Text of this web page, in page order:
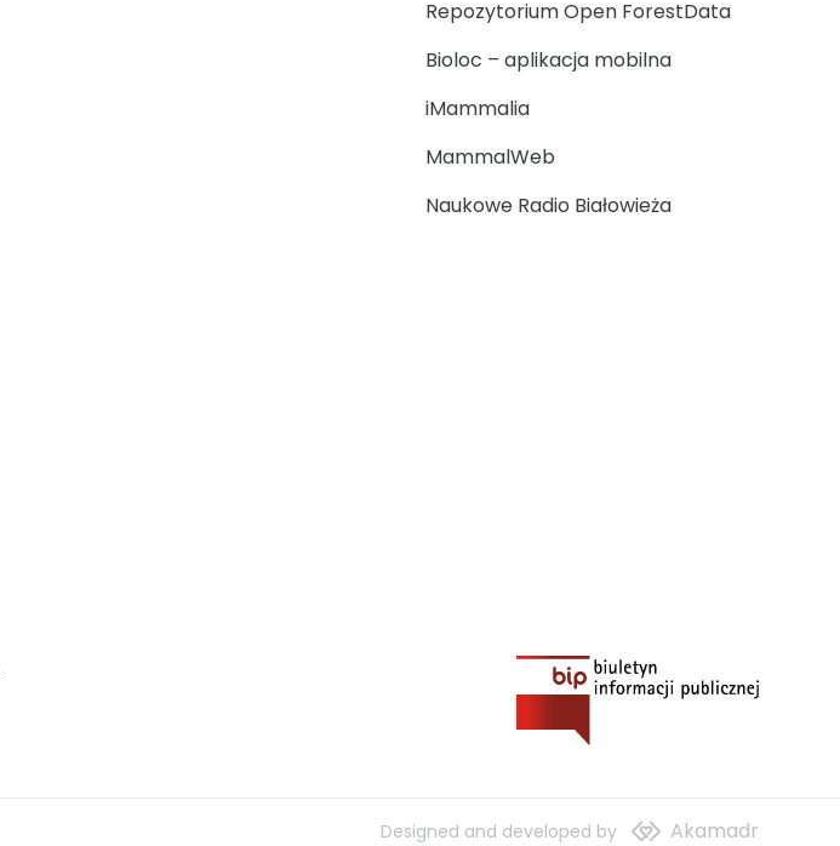
Repozytorium Open ForestData
Bioloc – aplikacja mobilna
iMammalia
MammalWeb
Naukowe Radio Białowieża
Designed and developed by Akamadr